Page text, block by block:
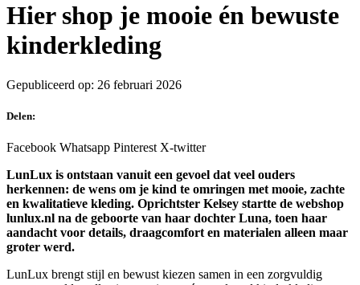
Hier shop je mooie én bewuste
kinderkleding
Gepubliceerd op: 26 februari 2026
Delen:
Facebook Whatsapp Pinterest X-twitter
LunLux is ontstaan vanuit een gevoel dat veel ouders
herkennen: de wens om je kind te omringen met mooie, zachte
en kwalitatieve kleding. Oprichtster Kelsey startte de webshop
lunlux.nl na de geboorte van haar dochter Luna, toen haar
aandacht voor details, draagcomfort en materialen alleen maar
groter werd.
LunLux brengt stijl en bewust kiezen samen in een zorgvuldig